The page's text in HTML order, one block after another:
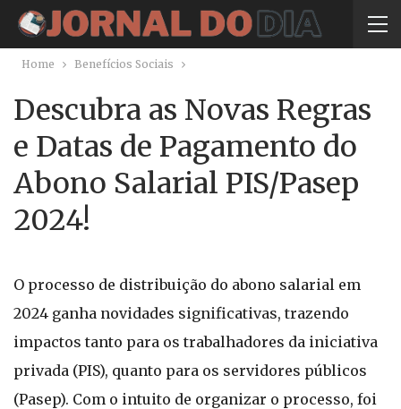
Home Benefícios Sociais
Descubra as Novas Regras
e Datas de Pagamento do
Abono Salarial PIS/Pasep
2024!
O processo de distribuição do abono salarial em
2024 ganha novidades significativas, trazendo
impactos tanto para os trabalhadores da iniciativa
privada (PIS), quanto para os servidores públicos
(Pasep). Com o intuito de organizar o processo, foi